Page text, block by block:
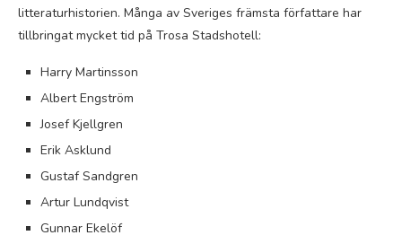
litteraturhistorien. Många av Sveriges främsta författare har
tillbringat mycket tid på Trosa Stadshotell:
Harry Martinsson
Albert Engström
Josef Kjellgren
Erik Asklund
Gustaf Sandgren
Artur Lundqvist
Gunnar Ekelöf